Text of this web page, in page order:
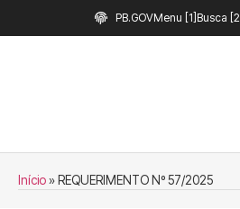
PB.GOVMenu [1] Busca [2]
Início» REQUERIMENTO Nº 57/2025